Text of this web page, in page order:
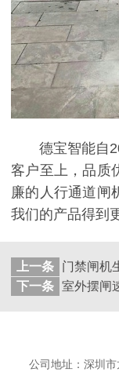
德宝智能自
客户至上，品质
廉的人行通道闸
我们的产品得到
上一条
下一条
公司地址：深圳